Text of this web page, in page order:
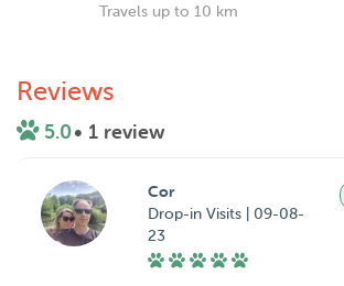
Travels up to 10 km
Reviews
5.0• 1 review
Cor
Drop-in Visits | 09-08-
23